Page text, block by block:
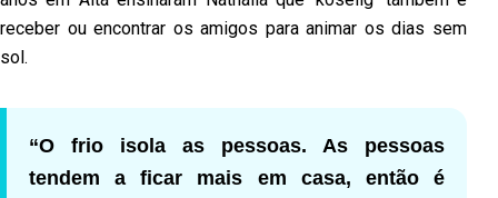
receber ou encontrar os amigos para animar os dias sem
sol.
“O frio isola as pessoas. As pessoas
tendem a ficar mais em casa, então é